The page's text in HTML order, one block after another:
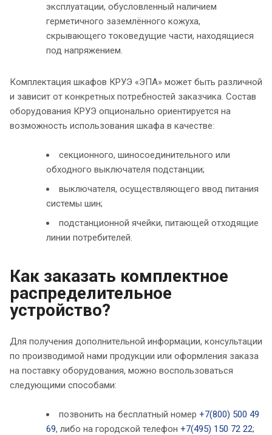
эксплуатации, обусловленный наличием
герметичного заземлённого кожуха,
скрывающего токоведущие части, находящиеся
под напряжением.
Комплектация шкафов КРУЭ «ЭПА» может быть различной
и зависит от конкретных потребностей заказчика. Состав
оборудования КРУЭ опционально ориентируется на
возможность использования шкафа в качестве:
секционного, шиносоединительного или
обходного выключателя подстанции;
выключателя, осуществляющего ввод питания
системы шин;
подстанционной ячейки, питающей отходящие
линии потребителей.
Как заказать комплектное
распределительное
устройство?
Для получения дополнительной информации, консультации
по производимой нами продукции или оформления заказа
на поставку оборудования, можно воспользоваться
следующими способами:
позвонить на бесплатный номер +7(800) 500 49
69, либо на городской телефон +7(495) 150 72 22;